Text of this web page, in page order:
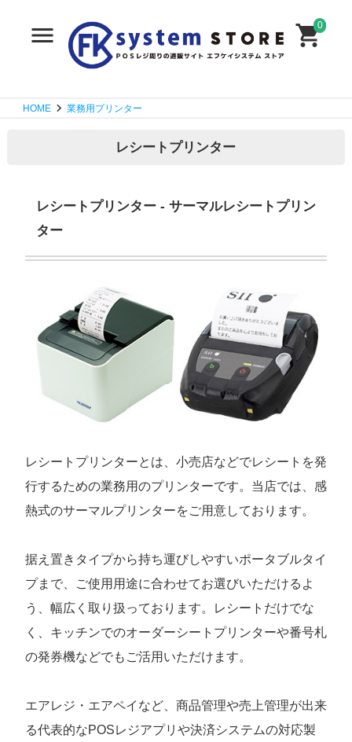
0
HOME 業務用プリンター
レシートプリンター
レシートプリンター - サーマルレシートプリン
ター
レシートプリンターとは、小売店などでレシートを発
行するための業務用のプリンターです。当店では、感
熱式のサーマルプリンターをご用意しております。
据え置きタイプから持ち運びしやすいポータブルタイ
プまで、ご使用用途に合わせてお選びいただけるよ
う、幅広く取り扱っております。レシートだけでな
く、キッチンでのオーダーシートプリンターや番号札
の発券機などでもご活用いただけます。
エアレジ・エアペイなど、商品管理や売上管理が出来
る代表的なPOSレジアプリや決済システムの対応製